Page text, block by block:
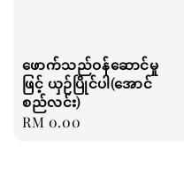
ဖောက်သည်ဝန်ဆောင်မှု
ဖြင့် ယှဉ်ပြိုင်ပါ(အောင်
စည်လင်း)
Regular
RM 0.00